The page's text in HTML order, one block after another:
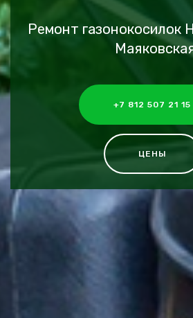
Ремонт газонокосилок
+7 812 507 21 15
ЦЕНЫ